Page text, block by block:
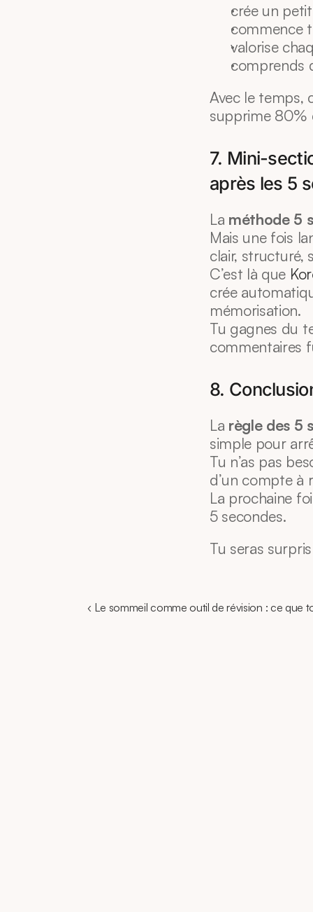
crée un
commence
valorise
comprends
Avec le temps,
supprime 80%
7. Mini-
après les 5
La méthode 5
Mais une fois
clair, structuré,
C’est là que
crée
mémorisation.
Tu gagnes du
commentaires
8.
La règle des 5
simple pour
Tu n’as pas
d’un compte à
La prochaine
5 secondes.
Tu seras
‹ Le sommeil comme outil de révision : ce que